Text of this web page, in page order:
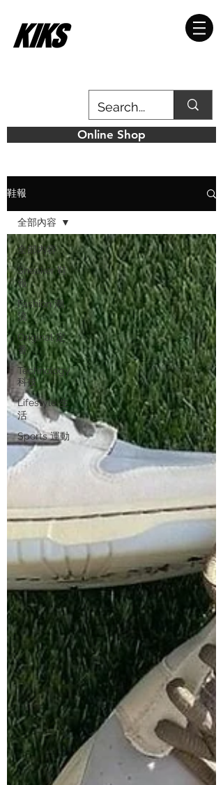
Online Shop
鞋報
全部內容
Sneaker 鞋
報
Fashion 潮
流
Original 定
番
Technology
科技
Lifestyle 生
活
Sports 運動
全部內容